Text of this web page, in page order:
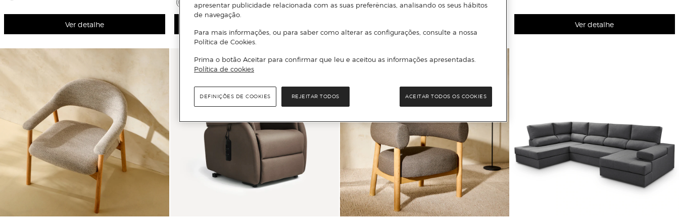
Ver detalhe Ver detalhe
apresentar publicidade relacionada com as suas preferências, analisando os seus hábitos
de navegação.
Para mais informações, ou para saber como alterar as configurações, consulte a nossa
Política de Cookies.
Prima o botão Aceitar para confirmar que leu e aceitou as informações apresentadas.
Política de cookies
REJEITAR TODOS ACEITAR TODOS OS COOKIES
DEFINIÇÕES DE COOKIES